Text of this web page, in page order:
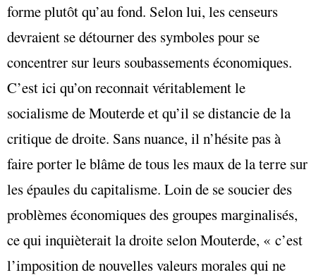
forme plutôt qu’au fond. Selon lui, les censeurs
devraient se détourner des symboles pour se
concentrer sur leurs soubassements économiques.
C’est ici qu’on reconnait véritablement le
socialisme de Mouterde et qu’il se distancie de la
critique de droite. Sans nuance, il n’hésite pas à
faire porter le blâme de tous les maux de la terre sur
les épaules du capitalisme. Loin de se soucier des
problèmes économiques des groupes marginalisés,
ce qui inquièterait la droite selon Mouterde, « c’est
l’imposition de nouvelles valeurs morales qui ne